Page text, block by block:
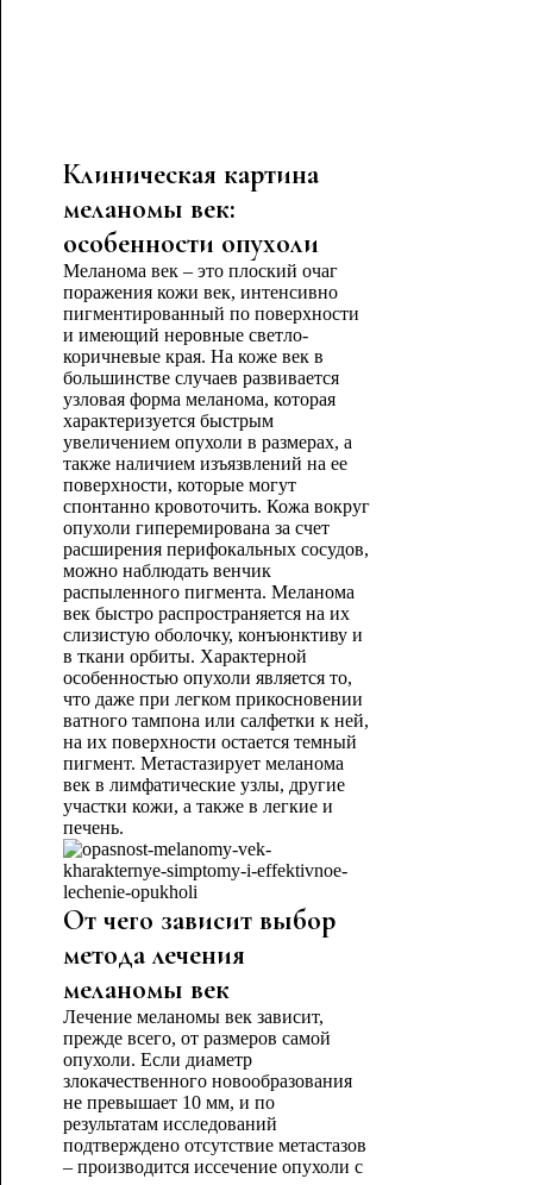
Клиническая картина
меланомы век:
особенности опухоли
Меланома век – это плоский очаг
поражения кожи век, интенсивно
пигментированный по поверхности
и имеющий неровные светло-
коричневые края. На коже век в
большинстве случаев развивается
узловая форма меланома, которая
характеризуется быстрым
увеличением опухоли в размерах, а
также наличием изъязвлений на ее
поверхности, которые могут
спонтанно кровоточить. Кожа вокруг
опухоли гиперемирована за счет
расширения перифокальных сосудов,
можно наблюдать венчик
распыленного пигмента. Меланома
век быстро распространяется на их
слизистую оболочку, конъюнктиву и
в ткани орбиты. Характерной
особенностью опухоли является то,
что даже при легком прикосновении
ватного тампона или салфетки к ней,
на их поверхности остается темный
пигмент. Метастазирует меланома
век в лимфатические узлы, другие
участки кожи, а также в легкие и
печень.
От чего зависит выбор
метода лечения
меланомы век
Лечение меланомы век зависит,
прежде всего, от размеров самой
опухоли. Если диаметр
злокачественного новообразования
не превышает 10 мм, и по
результатам исследований
подтверждено отсутствие метастазов
– производится иссечение опухоли с